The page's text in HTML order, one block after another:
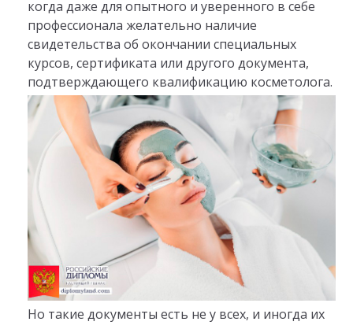
когда даже для опытного и уверенного в себе
профессионала желательно наличие
свидетельства об окончании специальных
курсов, сертификата или другого документа,
подтверждающего квалификацию косметолога.
Но такие документы есть не у всех, и иногда их